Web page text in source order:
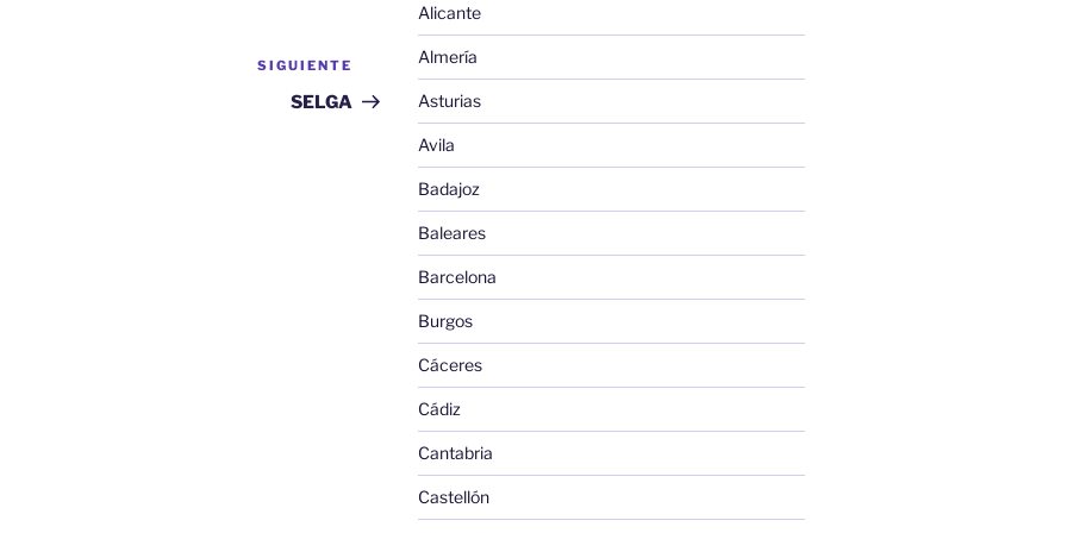
Siguiente
entrada
SIGUIENTE
SELGA
Alicante
Almería
Asturias
Avila
Badajoz
Baleares
Barcelona
Burgos
Cáceres
Cádiz
Cantabria
Castellón